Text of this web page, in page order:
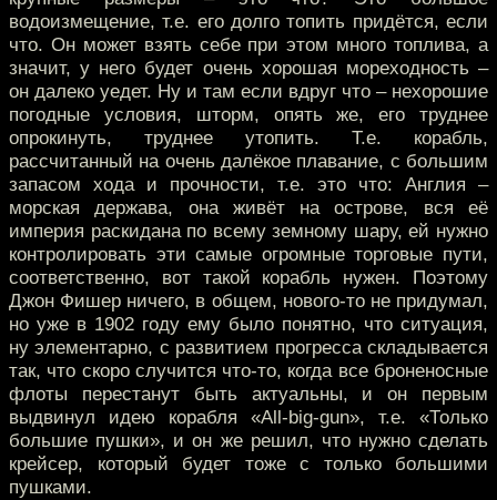
водоизмещение, т.е. его долго топить придётся, если
что. Он может взять себе при этом много топлива, а
значит, у него будет очень хорошая мореходность –
он далеко уедет. Ну и там если вдруг что – нехорошие
погодные условия, шторм, опять же, его труднее
опрокинуть, труднее утопить. Т.е. корабль,
рассчитанный на очень далёкое плавание, с большим
запасом хода и прочности, т.е. это что: Англия –
морская держава, она живёт на острове, вся её
империя раскидана по всему земному шару, ей нужно
контролировать эти самые огромные торговые пути,
соответственно, вот такой корабль нужен. Поэтому
Джон Фишер ничего, в общем, нового-то не придумал,
но уже в 1902 году ему было понятно, что ситуация,
ну элементарно, с развитием прогресса складывается
так, что скоро случится что-то, когда все броненосные
флоты перестанут быть актуальны, и он первым
выдвинул идею корабля «All-big-gun», т.е. «Только
большие пушки», и он же решил, что нужно сделать
крейсер, который будет тоже с только большими
пушками.